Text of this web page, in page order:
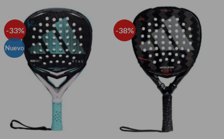
425,00€.269,95€.
450,00€.269,95€.
-33%
Nuevo
-38%